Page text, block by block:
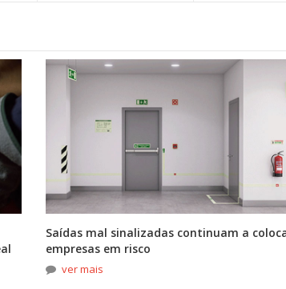
Saídas mal sinalizadas continuam a
empresas em risco
ver mais